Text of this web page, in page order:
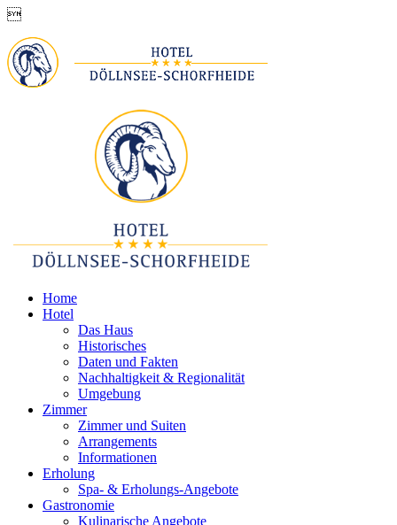

Home
Hotel
Das Haus
Historisches
Daten und Fakten
Nachhaltigkeit & Regionalität
Umgebung
Zimmer
Zimmer und Suiten
Arrangements
Informationen
Erholung
Spa- & Erholungs-Angebote
Gastronomie
Kulinarische Angebote